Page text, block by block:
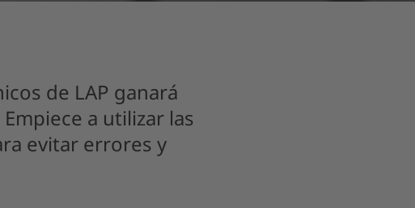
de LAP ganará
a utilizar las
evitar errores y